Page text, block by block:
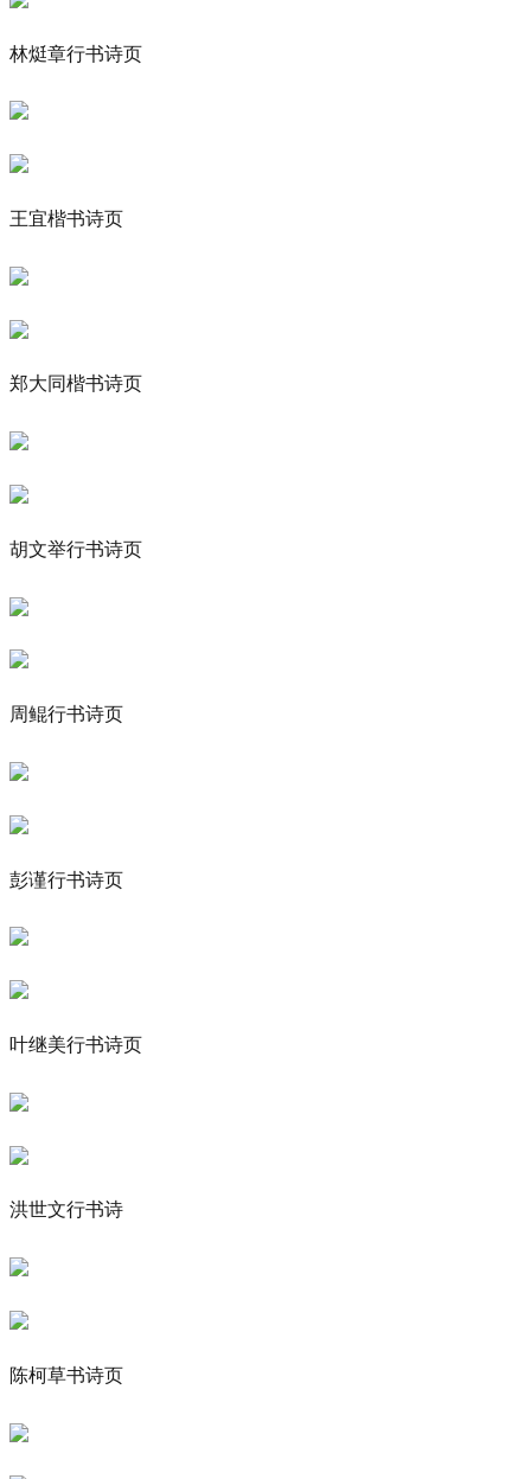
林烶章行书诗页
王宜楷书诗页
郑大同楷书诗页
胡文举行书诗页
周鲲行书诗页
彭谨行书诗页
叶继美行书诗页
洪世文行书诗
陈柯草书诗页